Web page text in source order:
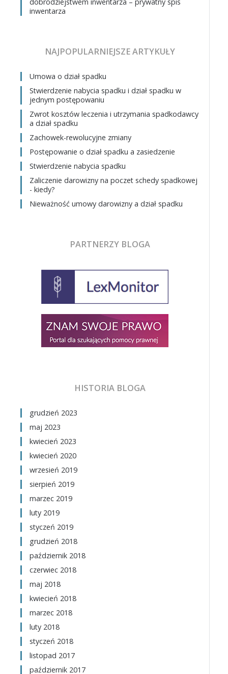
inwentarza
NAJPOPULARNIEJSZE ARTYKUŁY
Umowa o dział spadku
Stwierdzenie nabycia spadku i dział spadku w
jednym postępowaniu
Zwrot kosztów leczenia i utrzymania spadkodawcy
a dział spadku
Zachowek-rewolucyjne zmiany
Postępowanie o dział spadku a zasiedzenie
Stwierdzenie nabycia spadku
Zaliczenie darowizny na poczet schedy spadkowej
- kiedy?
Nieważność umowy darowizny a dział spadku
PARTNERZY BLOGA
HISTORIA BLOGA
grudzień 2023
maj 2023
kwiecień 2023
kwiecień 2020
wrzesień 2019
sierpień 2019
marzec 2019
luty 2019
styczeń 2019
grudzień 2018
październik 2018
czerwiec 2018
maj 2018
kwiecień 2018
marzec 2018
luty 2018
styczeń 2018
listopad 2017
październik 2017